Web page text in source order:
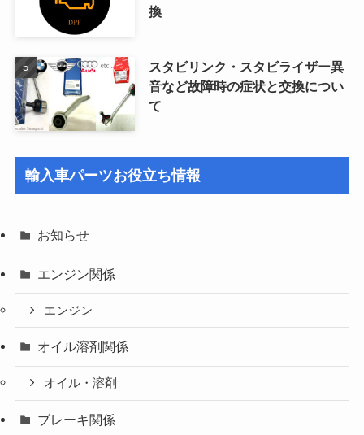
換
スタビリンク・スタビライザー異
音など故障時の症状と交換につい
て
輸入車パーツお役立ち情報
お知らせ
エンジン関係
エンジン
オイル溶剤関係
オイル・溶剤
ブレーキ関係